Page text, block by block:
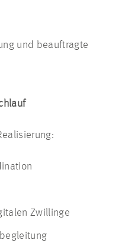
und beauftragte
Zwillinge